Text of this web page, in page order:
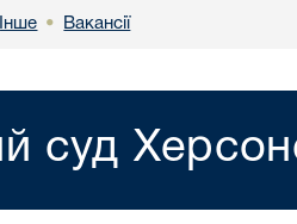
Інше • Вакансії
суд